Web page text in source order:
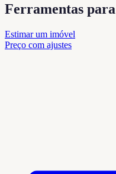
Ferramentas
Estimar um imóvel
Preço com ajustes